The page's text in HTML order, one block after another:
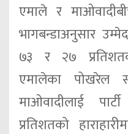
एमाले र
भागबन्डाअनुसार
७३ र २७
एमालेका पोखरेल
माओवादीलाई
प्रतिशतको